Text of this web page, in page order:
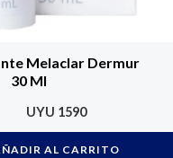
Melaclar Dermur
30 Ml
UYU 1590
AL CARRITO